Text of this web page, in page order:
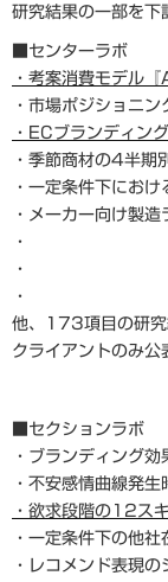
研究結果の一部を下
■センターラボ
・考案消費モデル
・市場ポジショニ
・ECブランディン
・季節商材の4半期
・一定条件下にお
・メーカー向け製
・
・
・
他、173項目の研
クライアントのみ公
■セクションラボ
・ブランディング
・不安感情曲線発生
・欲求段階の12ス
・一定条件下の他社
・レコメンド表現